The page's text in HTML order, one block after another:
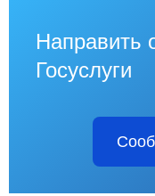
Направить
Госуслуги